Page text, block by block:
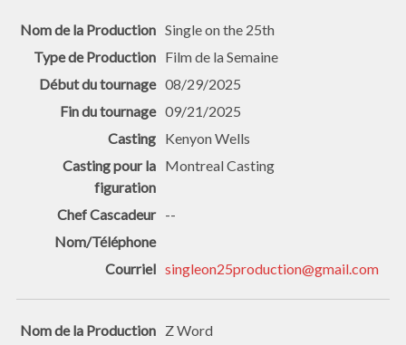
Single on the 25th
Film de la Semaine
08/29/2025
09/21/2025
Kenyon Wells
Montreal Casting
--
singleon25production@gmail.com
Z Word